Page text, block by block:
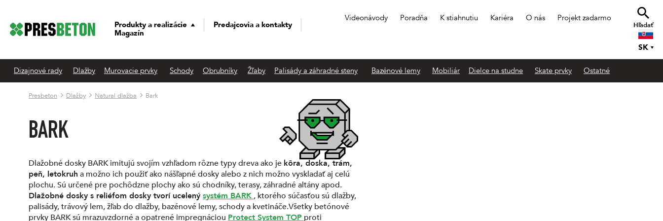
Produkty a realizácie
Predajcovia a kontakty
Magazín
Videonávody Poradňa K stiahnutiu Kariéra O nás Projekt zadarmo
Hľadať
SK
Dizajnové rady Dlažby Murovacie prvky Schody Obrubníky Žľaby Palisády a záhradné steny Bazénové lemy Mobiliár Dielce na studne Skate prvky Ostatné
Presbeton Dlažby Natural dlažba Bark
BARK
Dlažobné dosky BARK imitujú svojím vzhľadom rôzne typy dreva ako je kôra, doska, trám,
peň, letokruh a možno ich použiť ako nášľapné dosky alebo z nich možno vyskladať aj celú
plochu. Sú určené pre pochôdzne plochy ako sú chodníky, terasy, záhradné altány apod.
Dlažobné dosky s reliéfom dosky tvorí ucelený systém BARK , ktorého súčasťou sú dlažby,
palisády, trávový lem, žľab do dlažby, bazénové lemy, schody a kvetináče.Všetky betónové
prvky BARK sú mrazuvzdorné a opatrené impregnáciou Protect System TOP proti